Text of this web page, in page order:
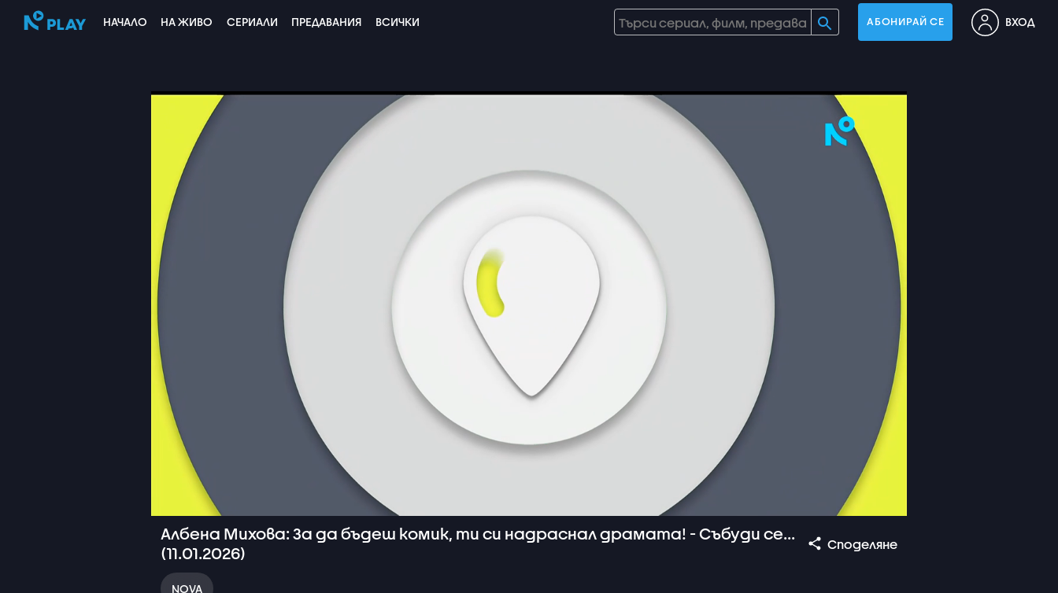
НАЧАЛО НА ЖИВО СЕРИАЛИ ПРЕДАВАНИЯ ВСИЧКИ АБОНИРАЙ СЕ ВХОД
Албена Михова: За да бъдеш комик, ти си надраснал драмата! - Събуди се...
(11.01.2026)
Споделяне
NOVA